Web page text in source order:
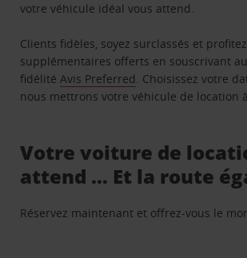
votre véhicule idéal vous attend.
Clients fidèles, soyez surclassés et
supplémentaires offerts en souscrivant
fidélitéAvis Preferred. Choisissez votre
nous mettrons votre véhicule de location
Votre voiture de
attend … Et la route
Réservez maintenant et offrez-vous le